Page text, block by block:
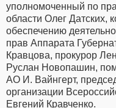
уполномоченный по
области Олег Датских,
обеспечению
прав Аппарата
Кравцова, прокурор
Руслан Новопашин,
АО И. Вайнгерт,
организации
Евгений Кравченко.